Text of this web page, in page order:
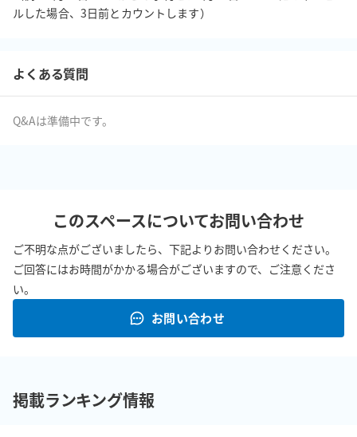
よくある質問
Q&Aは準備中です。
このスペースについてお問い合わせ
ご不明な点がございましたら、下記よりお問い合わせください。
ご回答にはお時間がかかる場合がございますので、ご注意くださ
い。
お問い合わせ
掲載ランキング情報